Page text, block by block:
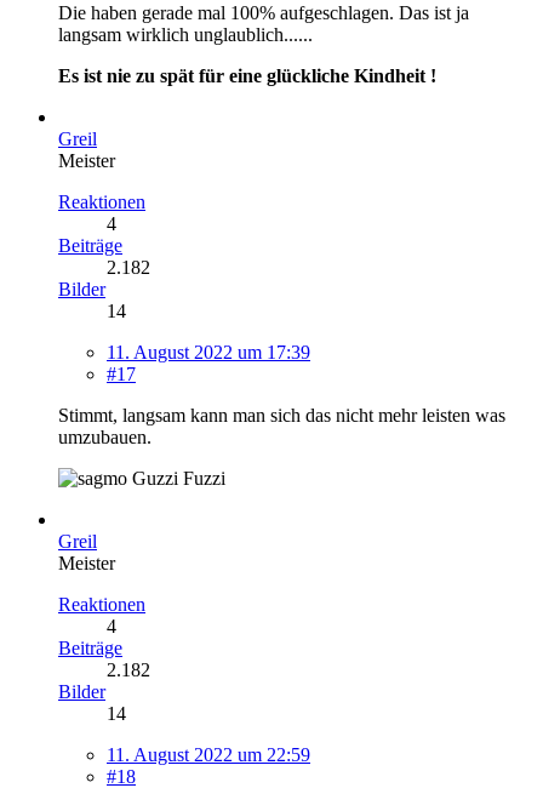
Die haben gerade mal 100% aufgeschlagen. Das ist ja
langsam wirklich unglaublich......
Es ist nie zu spät für eine glückliche Kindheit !
Greil
Meister
Reaktionen
4
Beiträge
2.182
Bilder
14
11. August 2022 um 17:39
#17
Stimmt, langsam kann man sich das nicht mehr leisten was
umzubauen.
Guzzi Fuzzi
Greil
Meister
Reaktionen
4
Beiträge
2.182
Bilder
14
11. August 2022 um 22:59
#18